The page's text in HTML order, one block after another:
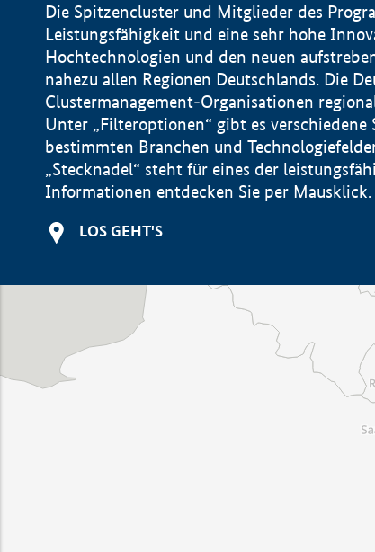
Die Spitzencluster und Mitglieder des
Leistungsfähigkeit und eine sehr hohe
Hochtechnologien und den neuen
nahezu allen Regionen Deutschlands. Die
Clustermanagement-Organisationen
Unter „Filteroptionen“ gibt es
bestimmten Branchen und
„Stecknadel“ steht für eines der
Informationen entdecken Sie per Mausklick.
LOS GEHT'S